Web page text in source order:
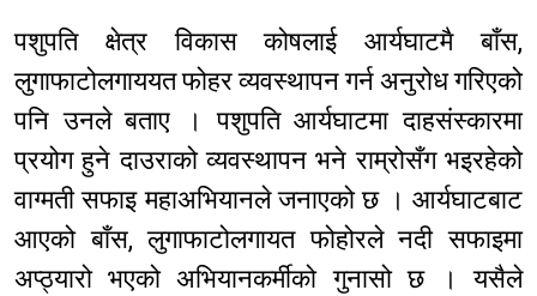
पशुपति क्षेत्र विकास कोषलाई आर्यघाटमै बाँस,
लुगाफाटोलगाययत फोहर व्यवस्थापन गर्न अनुरोध गरिएको
पनि उनले बताए । पशुपति आर्यघाटमा दाहसंस्कारमा
प्रयोग हुने दाउराको व्यवस्थापन भने राम्रोसँग भइरहेको
वाग्मती सफाइ महाअभियानले जनाएको छ । आर्यघाटबाट
आएको बाँस, लुगाफाटोलगायत फोहोरले नदी सफाइमा
अप्ठ्यारो भएको अभियानकर्मीको गुनासो छ । यसैले